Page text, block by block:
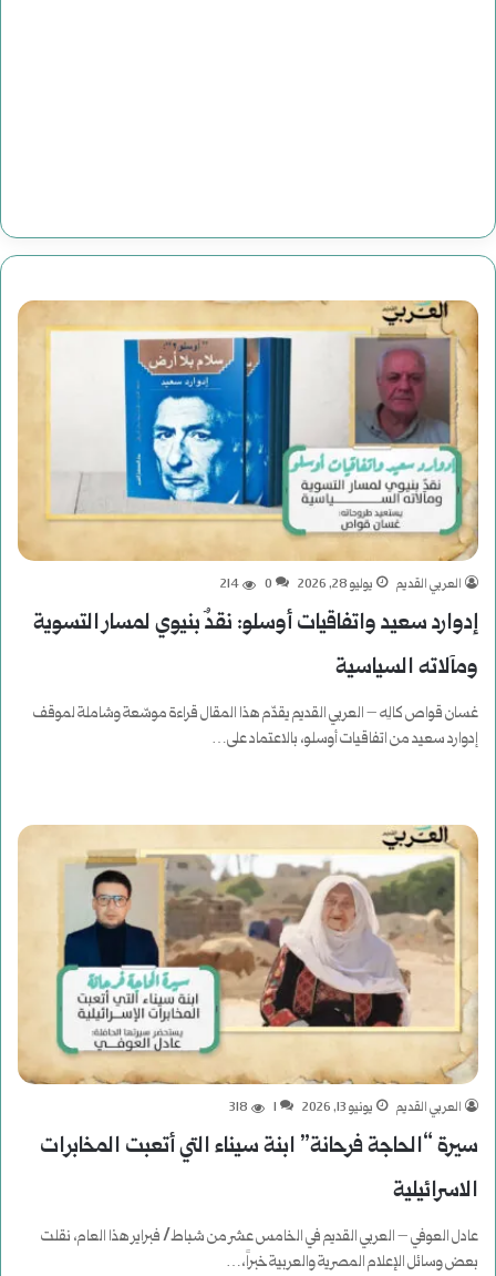
العربي القديم يوليو 28, 2026 0
214
إدوارد سعيد واتفاقيات أوسلو: نقدٌ بنيوي لمسار التسوية
ومآلاته السياسية
غسان قواص كالِه – العربي القديم يقدّم هذا المقال قراءة موسّعة وشاملة لموقف
إدوارد سعيد من اتفاقيات أوسلو، بالاعتماد على…
العربي القديم يونيو 13, 2026 1
318
سيرة “الحاجة فرحانة” ابنة سيناء التي أتعبت المخابرات
الاسرائيلية
عادل العوفي – العربي القديم في الخامس عشر من شباط/ فبراير هذا العام، نقلت
بعض وسائل الإعلام المصرية والعربية خبراً،…